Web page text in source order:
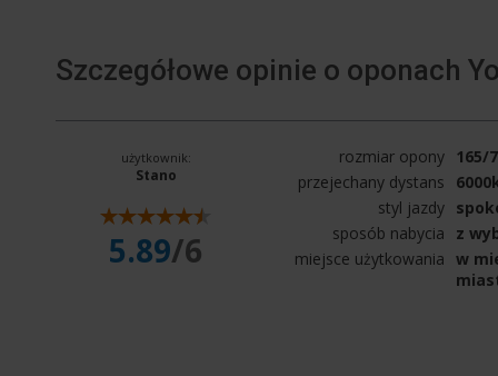
Szczegółowe opinie o oponach
użytkownik:
Stano
5.89/6
rozmiar opony 165/
przejechany dystans
styl jazdy
sposób nabycia
z
miejsce użytkowania w